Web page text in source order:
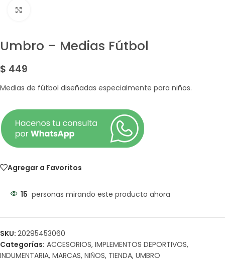
Umbro – Medias Fútbol
$ 449
Medias de fútbol diseñadas especialmente para niños.
Agregar a Favoritos
15 personas mirando este producto ahora
SKU: 20295453060
Categorías: ACCESORIOS, IMPLEMENTOS DEPORTIVOS,
INDUMENTARIA, MARCAS, NIÑOS, TIENDA, UMBRO